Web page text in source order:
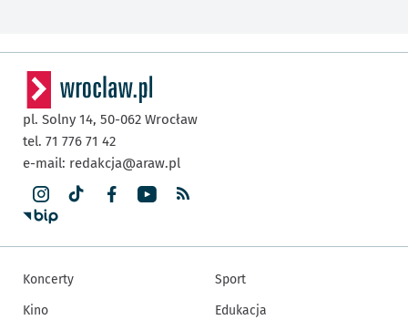
pl. Solny 14, 50-062 Wrocław
tel. 71 776 71 42
e-mail: redakcja@araw.pl
Koncerty
Kino
Sport
Edukacja